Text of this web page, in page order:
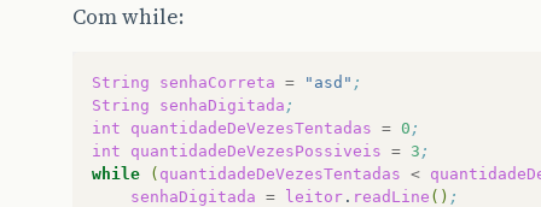
Com while:
String senhaCorreta = "asd" ;
String
senhaDigitada ;
int
quantidadeDeVezesTentadas = 0 ;
int
quantidadeDeVezesPossiveis = 3 ;
while
( quantidadeDeVezesTentadas <
senhaDigitada = leitor . readLine () ;